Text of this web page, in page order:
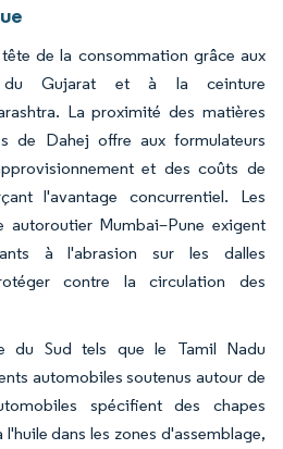
de la consommation grâce aux
du Gujarat et à la ceinture
La proximité des matières
de Dahej offre aux formulateurs
et des coûts de
l'avantage concurrentiel. Les
autoroutier Mumbai–Pune exigent
à l'abrasion sur les dalles
contre la circulation des
du Sud tels que le Tamil Nadu
automobiles soutenus autour de
spécifient des chapes
dans les zones d'assemblage,